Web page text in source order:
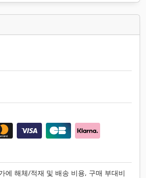
에 해체/적재 및 배송 비용, 구매 부대비